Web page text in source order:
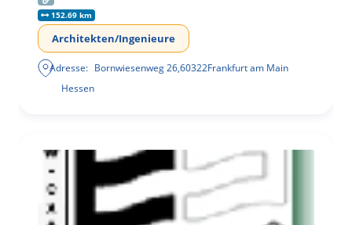
152.69 km
Architekten/Ingenieure
Adresse: Bornwiesenweg 26,60322Frankfurt am Main
Hessen